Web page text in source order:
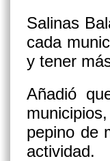
Salinas
cada
y tener
Añadió
pepino de
actividad.